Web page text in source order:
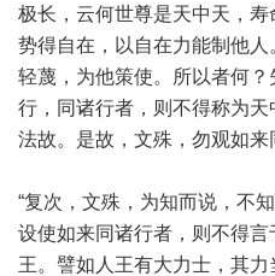
极长，云何世尊是天中天，寿
势得自在，以自在力能制他
轻蔑，为他策使。所以者何
行，同诸行者，则不得称为
法故。是故，文殊，勿观如来
“复次，文殊，为知而说，不
设使如来同诸行者，则不得
王。譬如人王有大力士，其